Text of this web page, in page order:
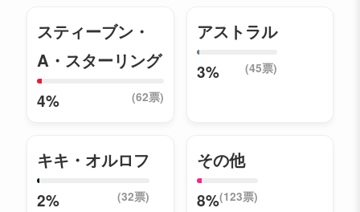
スティーブン・
A・スターリング
4% (62票)
アストラル
3% (45票)
キキ・オルロフ
2% (32票)
その他
8%(123票)